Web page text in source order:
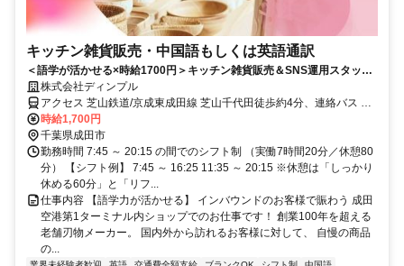
キッチン雑貨販売・中国語もしくは英語通訳
＜語学が活かせる×時給1700円＞キッチン雑貨販売＆SNS運用スタッフ
＠成田空港／週5日
株式会社ディンプル
アクセス 芝山鉄道/京成東成田線 芝山千代田徒歩約4分、連絡バス 成
田空港第２ターミナル徒歩約43分、京成東成田線/京成本線 東成田徒
歩約43分 【成田空港第一ターミナル】/成田スカイアクセス線、京成
本線、JR線「成田空港駅」徒歩5分
時給1,700円
千葉県成田市
勤務時間 7:45 ～ 20:15 の間でのシフト制 （実働7時間20分／休憩80
分） 【シフト例】 7:45 ～ 16:25 11:35 ～ 20:15 ※休憩は「しっかり
休める60分」と「リフ...
仕事内容 【語学力が活かせる】 インバウンドのお客様で賑わう 成田
空港第1ターミナル内ショップでのお仕事です！ 創業100年を超える
老舗刃物メーカー。 国内外から訪れるお客様に対して、 自慢の商品
の...